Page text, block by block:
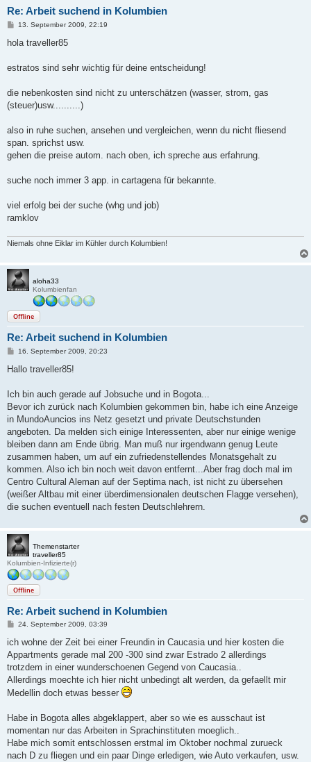
Re: Arbeit suchend in Kolumbien
B
i
a
13. September 2009, 22:19
hola traveller85
estratos sind sehr wichtig für deine entscheidung!
die nebenkosten sind nicht zu unterschätzen (wasser, strom, gas
(steuer)usw..........)
also in ruhe suchen, ansehen und vergleichen, wenn du nicht fliesend
span. sprichst usw.
gehen die preise autom. nach oben, ich spreche aus erfahrung.
suche noch immer 3 app. in cartagena für bekannte.
viel erfolg bei der suche (whg und job)
ramklov
Niemals ohne Eiklar im Kühler durch Kolumbien!
aloha33
Kolumbienfan
Offline
Re: Arbeit suchend in Kolumbien
B
i
a
16. September 2009, 20:23
Hallo traveller85!
Ich bin auch gerade auf Jobsuche und in Bogota...
Bevor ich zurück nach Kolumbien gekommen bin, habe ich eine Anzeige
in MundoAuncios ins Netz gesetzt und private Deutschstunden
angeboten. Da melden sich einige Interessenten, aber nur einige wenige
bleiben dann am Ende übrig. Man muß nur irgendwann genug Leute
zusammen haben, um auf ein zufriedenstellendes Monatsgehalt zu
kommen. Also ich bin noch weit davon entfernt...Aber frag doch mal im
Centro Cultural Aleman auf der Septima nach, ist nicht zu übersehen
(weißer Altbau mit einer überdimensionalen deutschen Flagge versehen),
die suchen eventuell nach festen Deutschlehrern.
Themenstarter
traveller85
Kolumbien-Infizierte(r)
Offline
Re: Arbeit suchend in Kolumbien
B
i
r
a
24. September 2009, 03:39
ich wohne der Zeit bei einer Freundin in Caucasia und hier kosten die
Appartments gerade mal 200 -300 sind zwar Estrado 2 allerdings
trotzdem in einer wunderschoenen Gegend von Caucasia..
Allerdings moechte ich hier nicht unbedingt alt werden, da gefaellt mir
Medellin doch etwas besser
Habe in Bogota alles abgeklappert, aber so wie es ausschaut ist
momentan nur das Arbeiten in Sprachinstituten moeglich..
Habe mich somit entschlossen erstmal im Oktober nochmal zurueck
nach D zu fliegen und ein paar Dinge erledigen, wie Auto verkaufen, usw.